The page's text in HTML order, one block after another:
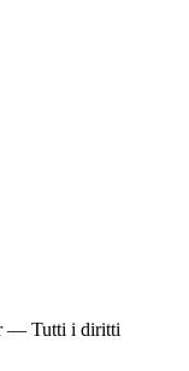
— Tutti i diritti